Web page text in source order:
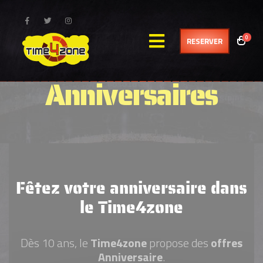
RESERVER 0
Anniversaires
Fêtez votre anniversaire dans
le Time4zone
Dès 10 ans, leTime4zonepropose desoffres
Anniversaire.